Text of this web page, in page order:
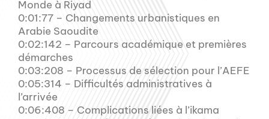
Monde à Riyad
0:01:77 – Changements urbanistiques en
Arabie Saoudite
0:02:142 – Parcours académique et premières
démarches
0:03:208 – Processus de sélection pour l’AEFE
0:05:314 – Difficultés administratives à
l’arrivée
0:06:408 – Complications liées à l’ikama